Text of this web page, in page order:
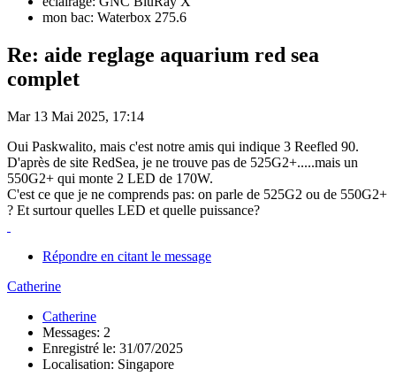
mon bac: Waterbox 275.6
Re: aide reglage aquarium red sea
complet
Mar 13 Mai 2025, 17:14
Oui Paskwalito, mais c'est notre amis qui indique 3 Reefled 90.
D'après de site RedSea, je ne trouve pas de 525G2+.....mais un
550G2+ qui monte 2 LED de 170W.
C'est ce que je ne comprends pas: on parle de 525G2 ou de 550G2+
? Et surtour quelles LED et quelle puissance?
Répondre en citant le message
Catherine
Catherine
Messages: 2
Enregistré le: 31/07/2025
Localisation: Singapore